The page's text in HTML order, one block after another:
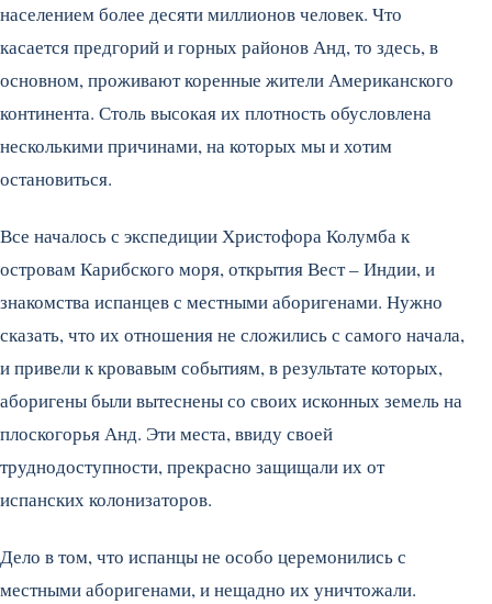
населением более десяти миллионов человек. Что
касается предгорий и горных районов Анд, то здесь, в
основном, проживают коренные жители Американского
континента. Столь высокая их плотность обусловлена
несколькими причинами, на которых мы и хотим
остановиться.
Все началось с экспедиции Христофора Колумба к
островам Карибского моря, открытия Вест – Индии, и
знакомства испанцев с местными аборигенами. Нужно
сказать, что их отношения не сложились с самого начала,
и привели к кровавым событиям, в результате которых,
аборигены были вытеснены со своих исконных земель на
плоскогорья Анд. Эти места, ввиду своей
труднодоступности, прекрасно защищали их от
испанских колонизаторов.
Дело в том, что испанцы не особо церемонились с
местными аборигенами, и нещадно их уничтожали.